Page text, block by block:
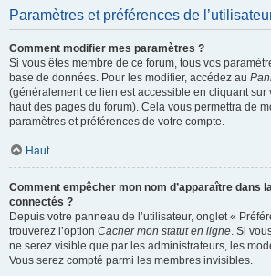
Paramètres et préférences de
Comment modifier mes paramètres ?
Si vous êtes membre de ce forum, tous vos
base de données. Pour les modifier, accédez au
(généralement ce lien est accessible en cliquant sur
haut des pages du forum). Cela vous permettra de
paramètres et préférences de votre compte.
Haut
Comment empêcher mon nom d’apparaître dans
connectés ?
Depuis votre panneau de l’utilisateur, onglet «
trouverez l’option Cacher mon statut en ligne. Si
ne serez visible que par les administrateurs, les
Vous serez compté parmi les membres invisibles.